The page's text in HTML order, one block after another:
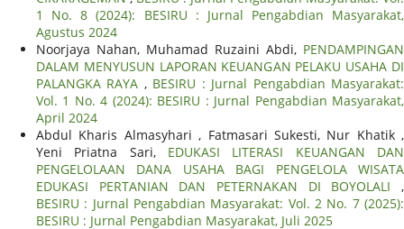
1 No. 8 (2024): BESIRU : Jurnal Pengabdian Masyarakat,
Agustus 2024
Noorjaya Nahan, Muhamad Ruzaini Abdi, PENDAMPINGAN
DALAM MENYUSUN LAPORAN KEUANGAN PELAKU USAHA DI
PALANGKA RAYA , BESIRU : Jurnal Pengabdian Masyarakat:
Vol. 1 No. 4 (2024): BESIRU : Jurnal Pengabdian Masyarakat,
April 2024
Abdul Kharis Almasyhari , Fatmasari Sukesti, Nur Khatik ,
Yeni Priatna Sari, EDUKASI LITERASI KEUANGAN DAN
PENGELOLAAN DANA USAHA BAGI PENGELOLA WISATA
EDUKASI PERTANIAN DAN PETERNAKAN DI BOYOLALI ,
BESIRU : Jurnal Pengabdian Masyarakat: Vol. 2 No. 7 (2025):
BESIRU : Jurnal Pengabdian Masyarakat, Juli 2025